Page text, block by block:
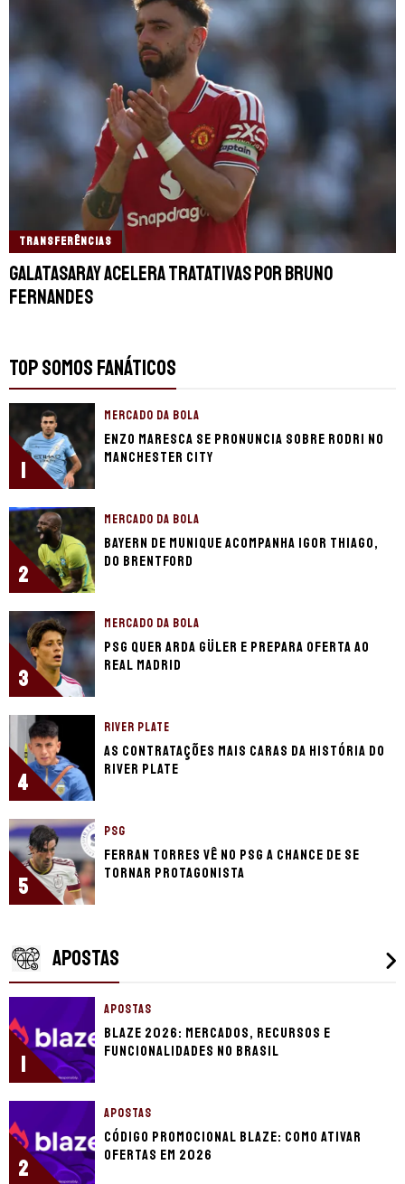
TRANSFERÊNCIAS
Galatasaray acelera tratativas por Bruno
Fernandes
TOP SOMOS FANÁTICOS
1
MERCADO DA BOLA
Enzo Maresca se pronuncia sobre Rodri no
Manchester City
2
MERCADO DA BOLA
Bayern de Munique acompanha Igor Thiago,
do Brentford
3
MERCADO DA BOLA
PSG quer Arda Güler e prepara oferta ao
Real Madrid
4
RIVER PLATE
As contratações mais caras da história do
River Plate
5
PSG
Ferran Torres vê no PSG a chance de se
tornar protagonista
APOSTAS
1
APOSTAS
Blaze 2026: mercados, recursos e
funcionalidades no Brasil
2
APOSTAS
Código promocional Blaze: como ativar
ofertas em 2026